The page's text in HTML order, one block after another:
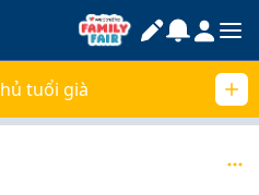
tuổi già